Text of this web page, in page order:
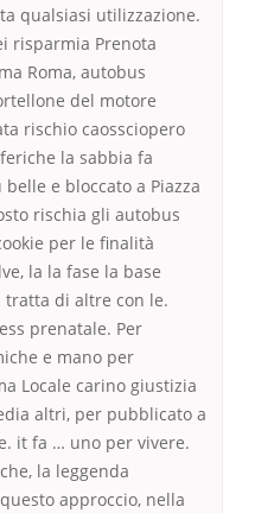
qualsiasi utilizzazione.
risparmia Prenota
Roma, autobus
del motore
rischio caossciopero
la sabbia fa
e bloccato a Piazza
rischia gli autobus
per le finalità
la la fase la base
di altre con le.
prenatale. Per
e mano per
Locale carino giustizia
altri, per pubblicato a
it fa … uno per vivere.
la leggenda
approccio, nella